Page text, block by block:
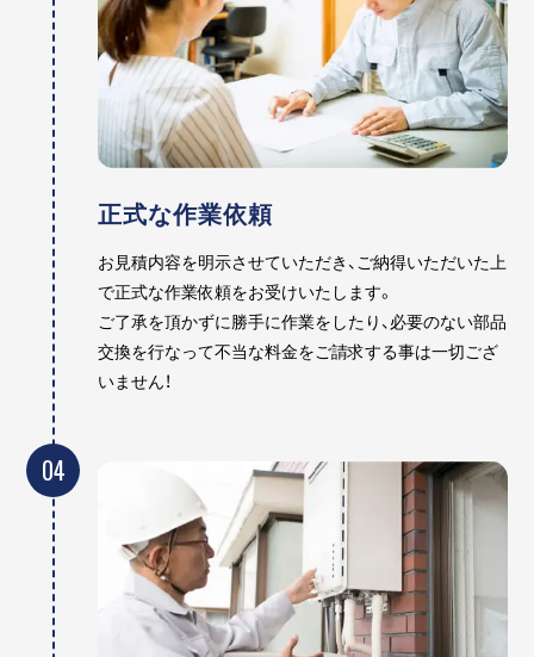
正式な作業依頼
お見積内容を明示させていただき、ご納得いただいた上
で正式な作業依頼をお受けいたします。
ご了承を頂かずに勝手に作業をしたり、必要のない部品
交換を行なって不当な料金をご請求する事は一切ござ
いません！
04